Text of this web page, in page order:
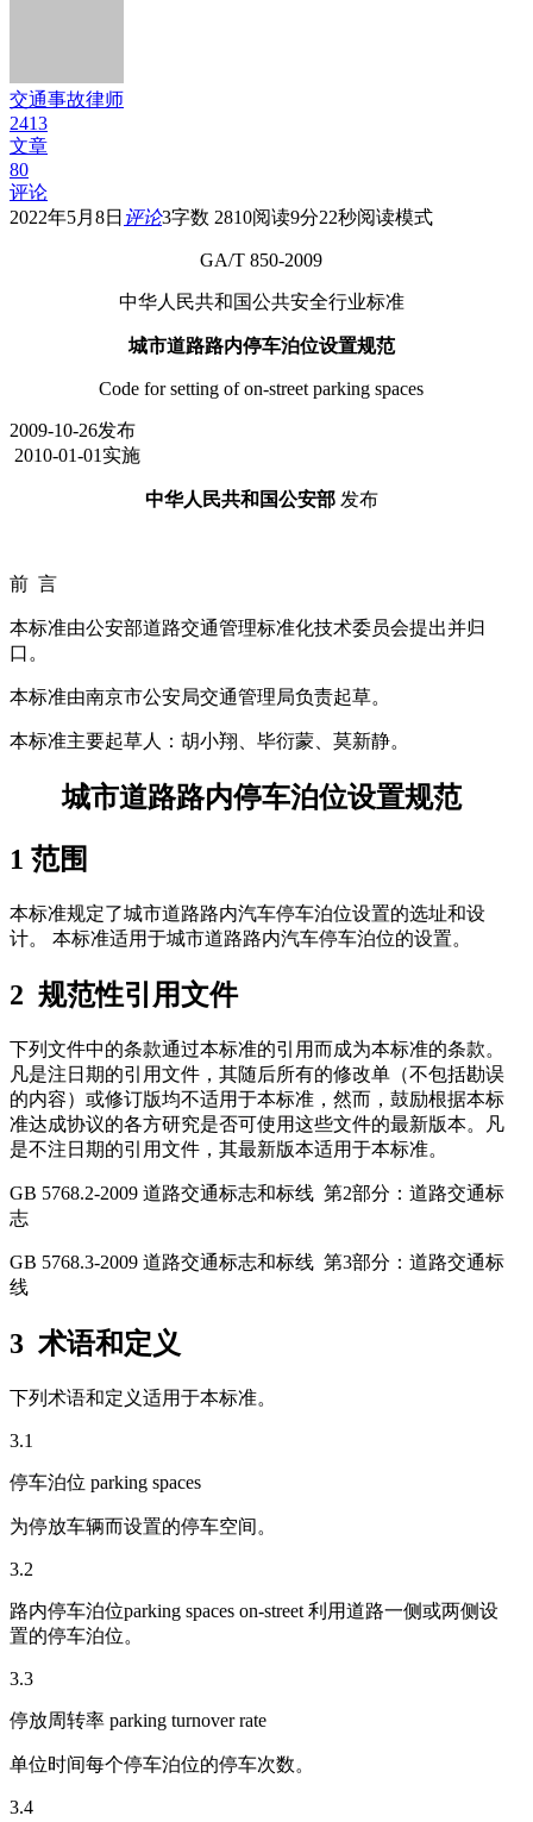
交通事故律师
2413
文章
80
评论
2022年5月8日 评论3字数 2810阅读9分22秒阅读模式
GA/T 850-2009
中华人民共和国公共安全行业标准
城市道路路内停车泊位设置规范
Code for setting of on-street parking spaces
2009-10-26发布
2010-01-01实施
中华人民共和国公安部发布
前 言
本标准由公安部道路交通管理标准化技术委员会提出并归
口。
本标准由南京市公安局交通管理局负责起草。
本标准主要起草人：胡小翔、毕衍蒙、莫新静。
城市道路路内停车泊位设置规范
1 范围
本标准规定了城市道路路内汽车停车泊位设置的选址和设
计。 本标准适用于城市道路路内汽车停车泊位的设置。
2 规范性引用文件
下列文件中的条款通过本标准的引用而成为本标准的条款。
凡是注日期的引用文件，其随后所有的修改单（不包括勘误
的内容）或修订版均不适用于本标准，然而，鼓励根据本标
准达成协议的各方研究是否可使用这些文件的最新版本。凡
是不注日期的引用文件，其最新版本适用于本标准。
GB 5768.2-2009 道路交通标志和标线 第2部分：道路交通标
志
GB 5768.3-2009 道路交通标志和标线 第3部分：道路交通标
线
3 术语和定义
下列术语和定义适用于本标准。
3.1
停车泊位 parking spaces
为停放车辆而设置的停车空间。
3.2
路内停车泊位parking spaces on-street 利用道路一侧或两侧设
置的停车泊位。
3.3
停放周转率 parking turnover rate
单位时间每个停车泊位的停车次数。
3.4